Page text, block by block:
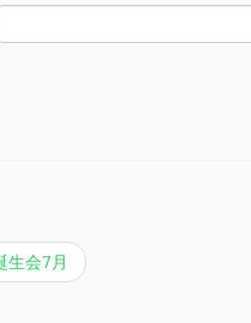
会7月